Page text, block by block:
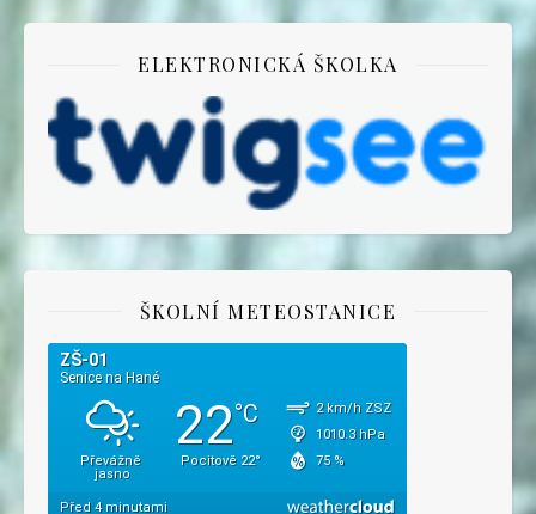
ELEKTRONICKÁ ŠKOLKA
ŠKOLNÍ METEOSTANICE